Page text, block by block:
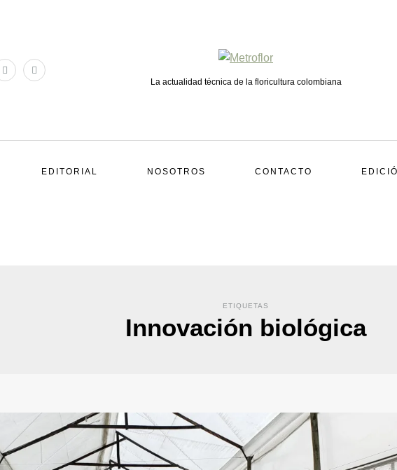
La actualidad técnica de la floricultura colombiana
EDITORIAL NOSOTROS CONTACTO
ETIQUETAS
Innovación biológica